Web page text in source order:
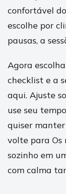
confortável
escolhe por
pausas, a
Agora
checklist e a
aqui. Ajuste
use seu
quiser
volte para Os
sozinho em
com calma